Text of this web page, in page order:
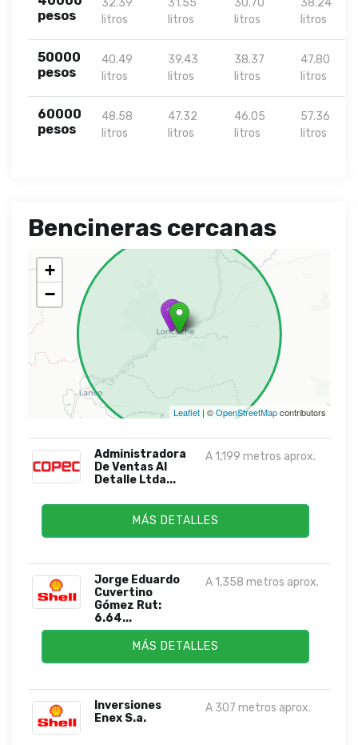
pesos
litros
litros
litros
litros
50000
pesos
40.49
litros
39.43
litros
38.37
litros
47.80
litros
60000
pesos
48.58
litros
47.32
litros
46.05
litros
57.36
litros
Bencineras cercanas
+
−
Leaflet | ©OpenStreetMapcontributors
Administradora
De Ventas Al
Detalle Ltda...
A 1,199 metros aprox.
MÁS DETALLES
Jorge Eduardo
Cuvertino
Gómez Rut:
6.64...
A 1,358 metros aprox.
MÁS DETALLES
Inversiones
Enex S.a.
A 307 metros aprox.